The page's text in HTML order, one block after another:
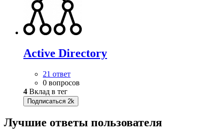
Active Directory
21 ответ
0 вопросов
4 Вклад в тег
Подписаться 2k
Лучшие ответы пользователя